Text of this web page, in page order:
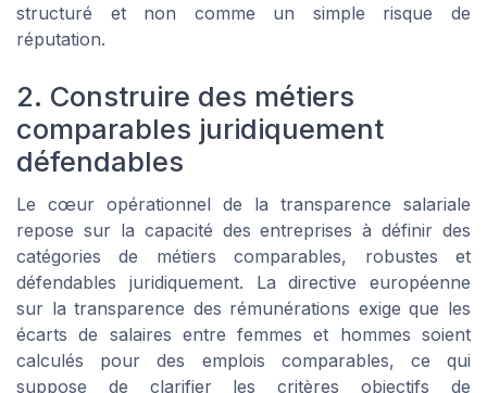
structuré et non comme un simple risque de
réputation.
2. Construire des métiers
comparables juridiquement
défendables
Le cœur opérationnel de la transparence salariale
repose sur la capacité des entreprises à définir des
catégories de métiers comparables, robustes et
défendables juridiquement. La directive européenne
sur la transparence des rémunérations exige que les
écarts de salaires entre femmes et hommes soient
calculés pour des emplois comparables, ce qui
suppose de clarifier les critères objectifs de